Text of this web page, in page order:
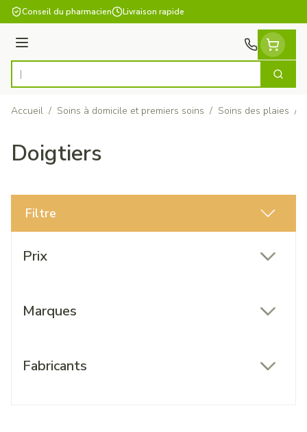
Aller au contenu
Conseil du pharmacien Livraison rapide
Menu
Rechercher
Accueil / Soins à domicile et premiers soins / Soins des plaies /
Doigtiers
Filtre
Prix
Marques
Fabricants